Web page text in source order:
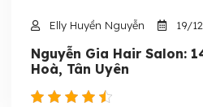
Elly Huyền Nguyễn 19/
Nguyễn Gia Hair Salon:
Hoà, Tân Uyên